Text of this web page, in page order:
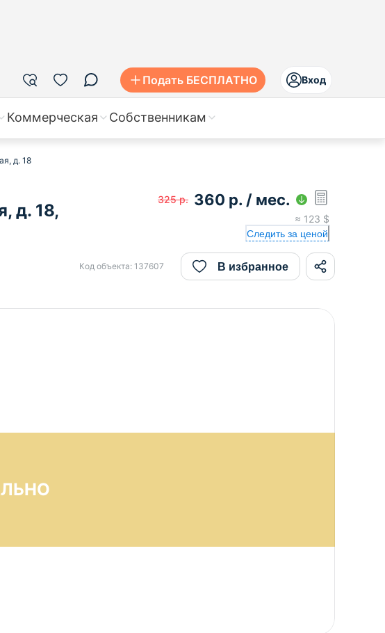
Подать БЕСПЛАТНО Вход
Коммерческая Собственникам
д. 18
д. 18,
325 р. 360 р. / мес.
≈ 123 $
Следить за ценой
Код объекта: 137607 В избранное